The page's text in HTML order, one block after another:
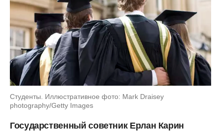
Студенты. Иллюстративное фото: Mark Draisey
photography/Getty Images
Государственный советник Ерлан Карин